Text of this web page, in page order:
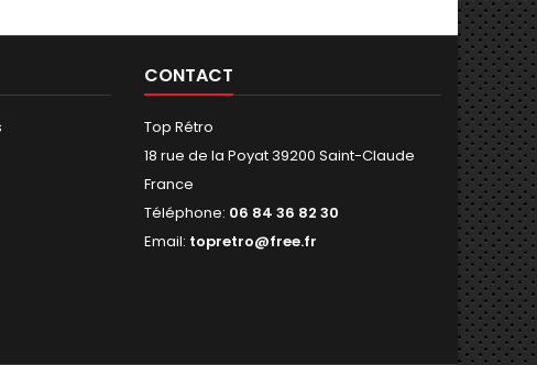
CONTACT
Top Rétro
18 rue de la Poyat 39200 Saint-Claude
France
Téléphone: 06 84 36 82 30
Email: topretro@free.fr